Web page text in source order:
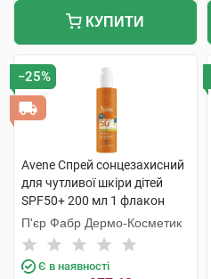
КУПИТИ
−25%
Avene Спрей сонцезахисний
для чутливої шкіри дітей
SPF50+ 200 мл 1 флакон
П'єр Фабр Дермо-Косметик
Є в наявності